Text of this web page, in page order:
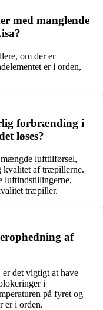
med manglende
om der er
er i orden,
forbrænding i
løses?
lufttilførsel,
kvalitet af træpillerne.
luftindstillingerne,
træpiller.
af
det vigtigt at have
i
på fyret og
er i orden.